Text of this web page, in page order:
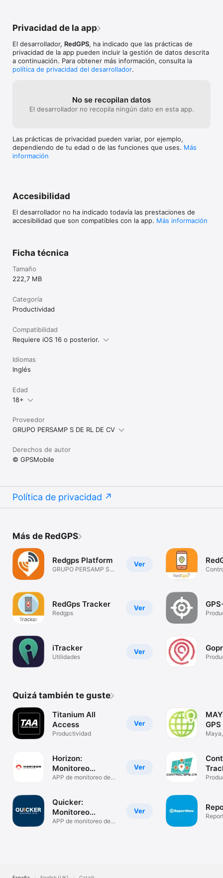
Privacidad de la app
El desarrollador, RedGPS, ha indicado que las prácticas de
privacidad de la app pueden incluir la gestión de datos descrita
a continuación. Para obtener más información, consulta la
política de privacidad del desarrollador.
No se recopilan datos
El desarrollador no recopila ningún dato en esta app.
Las prácticas de privacidad pueden variar, por ejemplo,
dependiendo de tu edad o de las funciones que uses. Más
información
Accesibilidad
El desarrollador no ha indicado todavía las prestaciones de
accesibilidad que son compatibles con la app. Más información
Ficha técnica
Tamaño
222,7 MB
Categoría
Productividad
Compatibilidad
Requiere iOS 16 o posterior.
Idiomas
Inglés
Edad
18+
Proveedor
GRUPO PERSAMP S DE RL DE CV
Derechos de autor
© GPSMobile
Política de privacidad
Más de RedGPS
Ver
Redgps Platform
GRUPO PERSAMP S
Ver
RedGps Tracker
Redgps
Ver
iTracker
Utilidades
Quizá también te guste
Ver
Titanium All
Access
Productividad
Ver
Horizon:
Monitoreo
Vehícular
APP de monitoreo de
Ver
Quicker:
Monitoreo
Vehícular
APP de monitoreo de
GPS